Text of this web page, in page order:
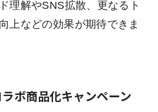
理解やSNS拡散、更なるト
上などの効果が期待できま
ボ商品化キャンペーン